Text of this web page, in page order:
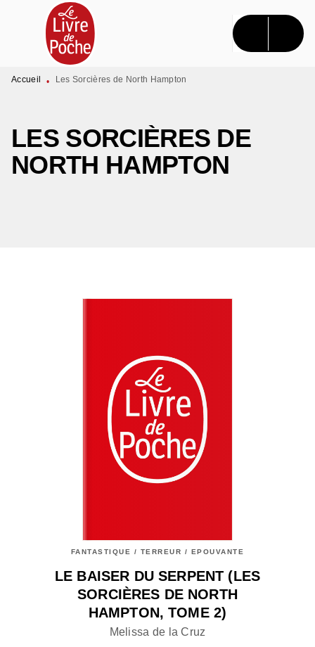
MENU RECHERCHE CONTENU
PIED DE PAGE
Accueil • Les Sorcières de North Hampton
LES SORCIÈRES DE
NORTH HAMPTON
FANTASTIQUE / TERREUR / EPOUVANTE
LE BAISER DU SERPENT (LES
SORCIÈRES DE NORTH
HAMPTON, TOME 2)
Melissa de la Cruz